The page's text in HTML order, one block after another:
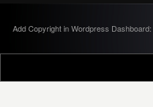
Add Copyright in Wordpress Dashboard: